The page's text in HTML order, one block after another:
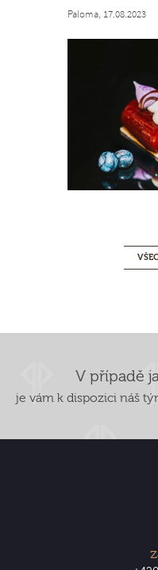
Paloma, 17.08.2023
V případě
je vám k dispozici náš